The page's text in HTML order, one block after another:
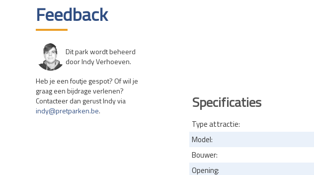
Feedback
Dit park wordt beheerd
door Indy Verhoeven.
Heb je een foutje gespot? Of wil je
graag een bijdrage verlenen?
Contacteer dan gerust Indy via
indy@pretparken.be. Specificaties
Type attractie:
Model:
Bouwer:
Opening: